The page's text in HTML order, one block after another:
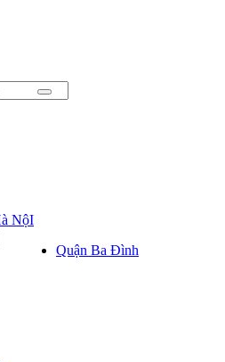
NộI
Quận Ba Đình